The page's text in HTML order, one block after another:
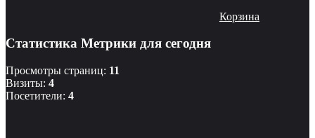
Корзина
Статистика Метрики для сегодня
Просмотры страниц: 11
Визиты: 4
Посетители: 4